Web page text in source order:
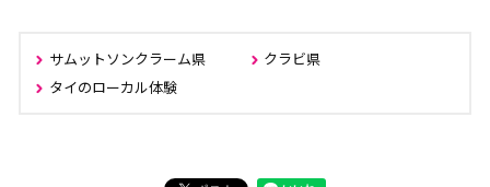
サムットソンクラーム県
クラビ県
タイのローカル体験